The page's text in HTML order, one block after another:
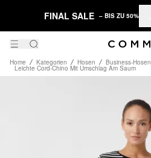
FINAL SALE – BIS ZU 50%
Home Kategorien Hosen Business-Hosen
Leichte Cord-Chino Mit Umschlag Am Saum